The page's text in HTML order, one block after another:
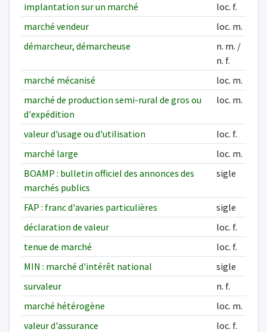
implantation sur un marché
loc. f.
marché vendeur
loc. m.
démarcheur, démarcheuse
n. m. /
n. f.
marché mécanisé
loc. m.
marché de production semi-rural de gros ou
d'expédition
loc. m.
valeur d'usage ou d'utilisation
loc. f.
marché large
loc. m.
BOAMP : bulletin officiel des annonces des
marchés publics
sigle
FAP : franc d'avaries particulières
sigle
déclaration de valeur
loc. f.
tenue de marché
loc. f.
MIN : marché d'intérêt national
sigle
survaleur
n. f.
marché hétérogène
loc. m.
valeur d'assurance
loc. f.